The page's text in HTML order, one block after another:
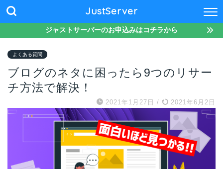
JustServer
ジャストサーバーのお申込みはコチラから
よくある質問
ブログのネタに困ったら9つのリサー
チ方法で解決！
2021年1月27日 / 2021年6月2日